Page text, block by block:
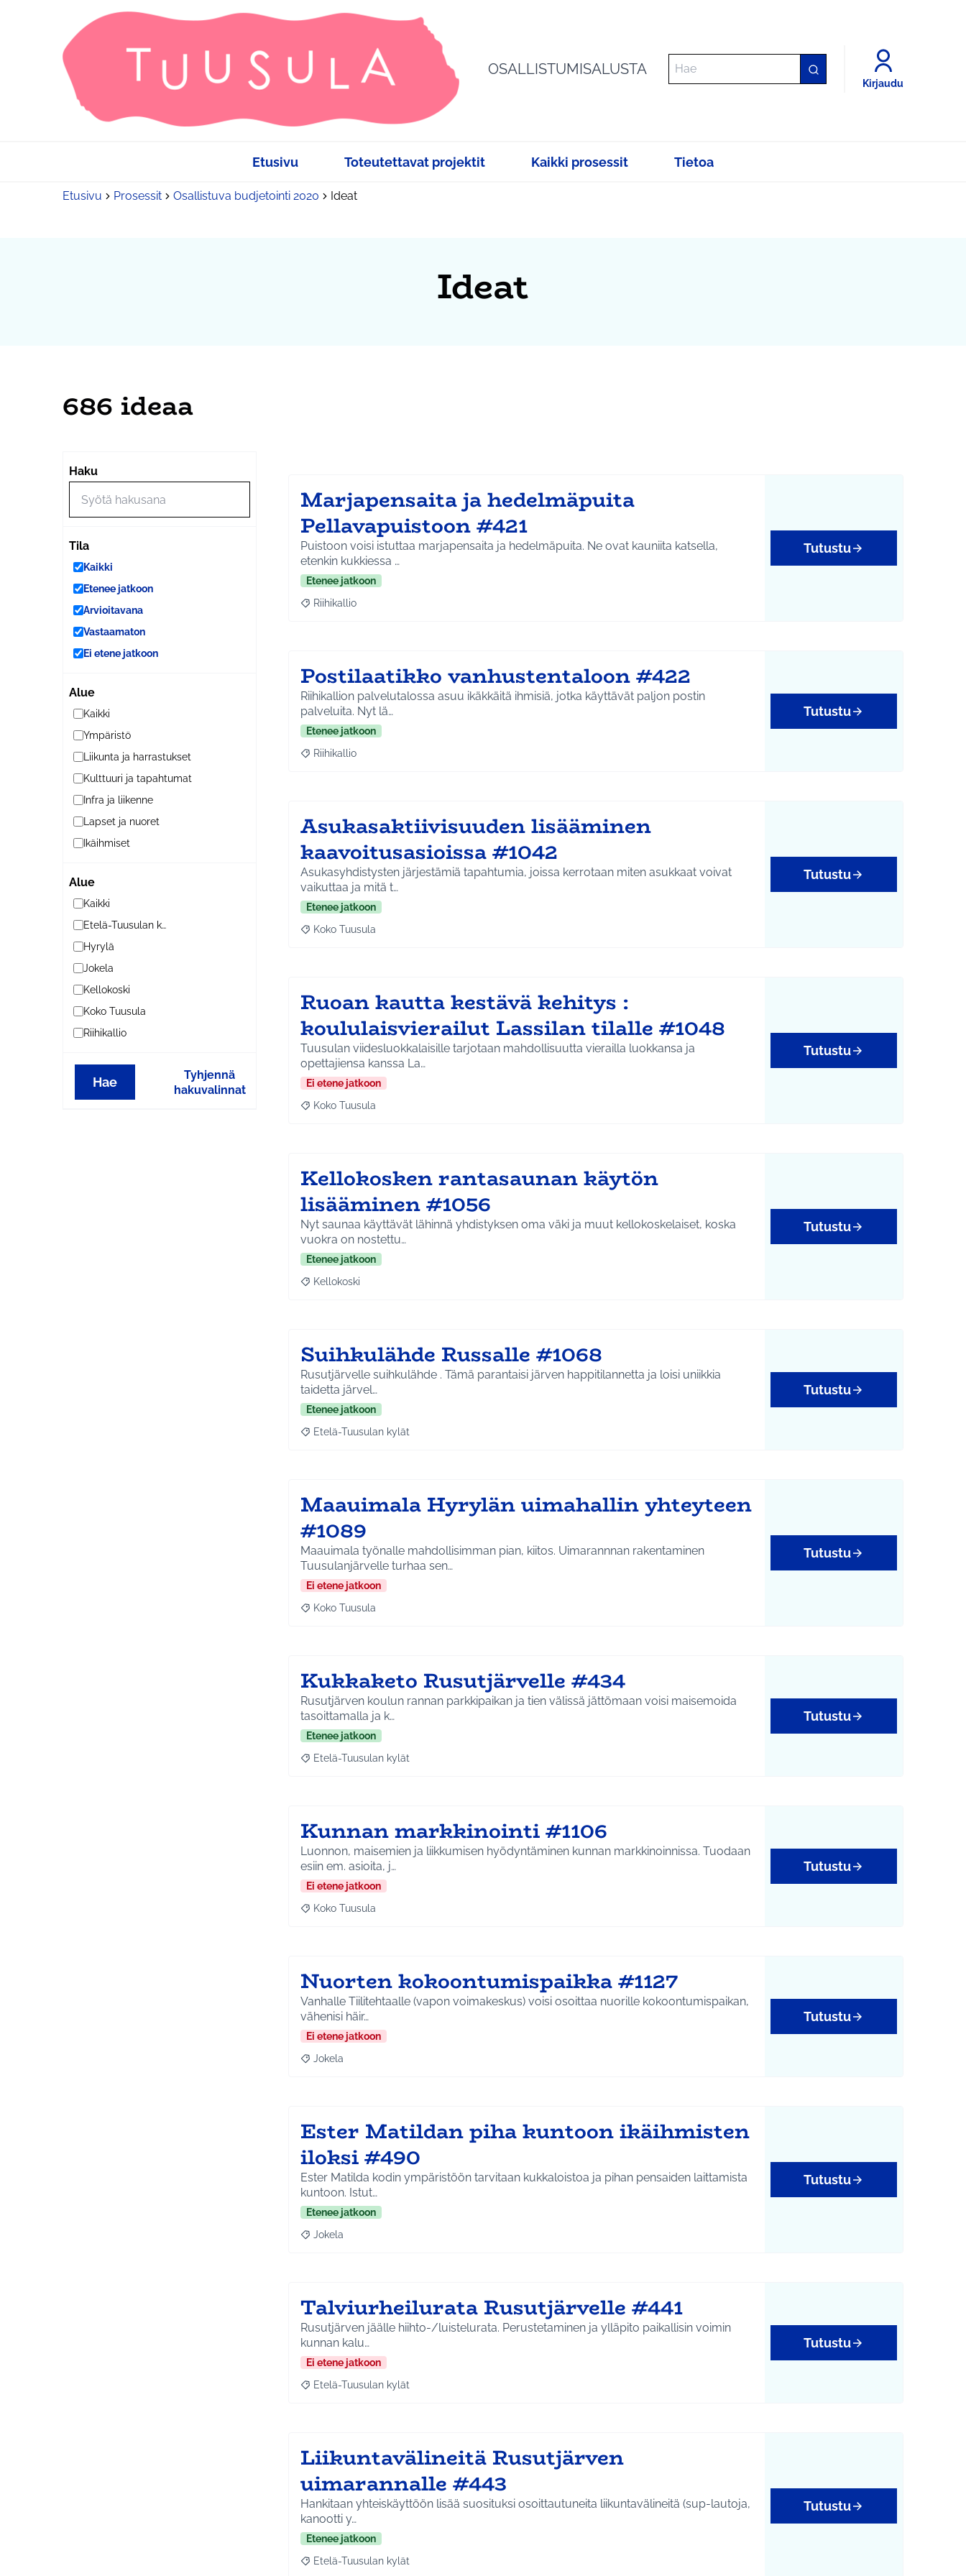
OSALLISTUMISALUSTA
Kirjaudu
Etusivu Toteutettavat projektit Kaikki prosessit Tietoa
Etusivu Prosessit Osallistuva budjetointi 2020 Ideat
Ideat
686 ideaa
Haku
Tila
Kaikki
Etenee jatkoon
Arvioitavana
Vastaamaton
Ei etene jatkoon
Alue
Kaikki
Ympäristö
Liikunta ja harrastukset
Kulttuuri ja tapahtumat
Infra ja liikenne
Lapset ja nuoret
Ikäihmiset
Alue
Kaikki
Etelä-Tuusulan kylät
Hyrylä
Jokela
Kellokoski
Koko Tuusula
Riihikallio
Hae
Tyhjennä
hakuvalinnat
−
Marjapensaita ja hedelmäpuita
Pellavapuistoon #421
Puistoon voisi istuttaa marjapensaita ja hedelmäpuita. Ne ovat kauniita katsella,
etenkin kukkiessa …
Etenee jatkoon
Rajaa tulokset aihepiirin mukaan: Riihikallio
Riihikallio
Tutustu
Postilaatikko vanhustentaloon #422
Riihikallion palvelutalossa asuu ikäkkäitä ihmisiä, jotka käyttävät paljon postin
palveluita. Nyt lä…
Etenee jatkoon
Rajaa tulokset aihepiirin mukaan: Riihikallio
Riihikallio
Tutustu
Asukasaktiivisuuden lisääminen
kaavoitusasioissa #1042
Asukasyhdistysten järjestämiä tapahtumia, joissa kerrotaan miten asukkaat voivat
vaikuttaa ja mitä t…
Etenee jatkoon
Rajaa tulokset aihepiirin mukaan: Koko Tuusula
Koko Tuusula
Tutustu
Ruoan kautta kestävä kehitys :
koululaisvierailut Lassilan tilalle #1048
Tuusulan viidesluokkalaisille tarjotaan mahdollisuutta vierailla luokkansa ja
opettajiensa kanssa La…
Ei etene jatkoon
Rajaa tulokset aihepiirin mukaan: Koko Tuusula
Koko Tuusula
Tutustu
Kellokosken rantasaunan käytön
lisääminen #1056
Nyt saunaa käyttävät lähinnä yhdistyksen oma väki ja muut kellokoskelaiset, koska
vuokra on nostettu…
Etenee jatkoon
Rajaa tulokset aihepiirin mukaan: Kellokoski
Kellokoski
Tutustu
Suihkulähde Russalle #1068
Rusutjärvelle suihkulähde . Tämä parantaisi järven happitilannetta ja loisi uniikkia
taidetta järvel…
Etenee jatkoon
Rajaa tulokset aihepiirin mukaan: Etelä-Tuusulan kylät
Etelä-Tuusulan kylät
Tutustu
Maauimala Hyrylän uimahallin yhteyteen
#1089
Maauimala työnalle mahdollisimman pian, kiitos. Uimarannnan rakentaminen
Tuusulanjärvelle turhaa sen…
Ei etene jatkoon
Rajaa tulokset aihepiirin mukaan: Koko Tuusula
Koko Tuusula
Tutustu
Kukkaketo Rusutjärvelle #434
Rusutjärven koulun rannan parkkipaikan ja tien välissä jättömaan voisi maisemoida
tasoittamalla ja k…
Etenee jatkoon
Rajaa tulokset aihepiirin mukaan: Etelä-Tuusulan kylät
Etelä-Tuusulan kylät
Tutustu
Kunnan markkinointi #1106
Luonnon, maisemien ja liikkumisen hyödyntäminen kunnan markkinoinnissa. Tuodaan
esiin em. asioita, j…
Ei etene jatkoon
Rajaa tulokset aihepiirin mukaan: Koko Tuusula
Koko Tuusula
Tutustu
Nuorten kokoontumispaikka #1127
Vanhalle Tiilitehtaalle (vapon voimakeskus) voisi osoittaa nuorille kokoontumispaikan,
vähenisi häir…
Ei etene jatkoon
Rajaa tulokset aihepiirin mukaan: Jokela
Jokela
Tutustu
Ester Matildan piha kuntoon ikäihmisten
iloksi #490
Ester Matilda kodin ympäristöön tarvitaan kukkaloistoa ja pihan pensaiden laittamista
kuntoon. Istut…
Etenee jatkoon
Rajaa tulokset aihepiirin mukaan: Jokela
Jokela
Tutustu
Talviurheilurata Rusutjärvelle #441
Rusutjärven jäälle hiihto-/luistelurata. Perustetaminen ja ylläpito paikallisin voimin
kunnan kalu…
Ei etene jatkoon
Rajaa tulokset aihepiirin mukaan: Etelä-Tuusulan kylät
Etelä-Tuusulan kylät
Tutustu
Liikuntavälineitä Rusutjärven
uimarannalle #443
Hankitaan yhteiskäyttöön lisää suosituksi osoittautuneita liikuntavälineitä (sup-lautoja,
kanootti y…
Etenee jatkoon
Rajaa tulokset aihepiirin mukaan: Etelä-Tuusulan kylät
Etelä-Tuusulan kylät
Tutustu